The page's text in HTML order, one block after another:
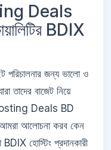
Deals
BDIX
পরিচালনার জন্য ভালো ও
বাজেট নিয়ে
Deals BD
আলোচনা করব কেন
হোস্টিং প্রদানকারী